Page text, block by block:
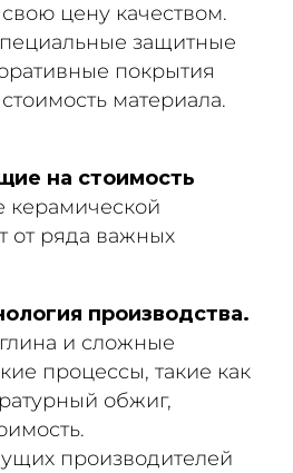
цену качеством.
защитные
покрытия
материала.
на стоимость
керамической
от ряда важных
производства.
и сложные
процессы, такие как
обжиг,
производителей